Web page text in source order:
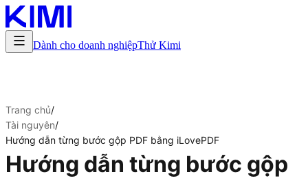
Dành cho doanh nghiệpThử Kimi
Trang chủ/
Tài nguyên/
Hướng dẫn từng bước gộp PDF bằng iLovePDF
Hướng dẫn từng bước gộp